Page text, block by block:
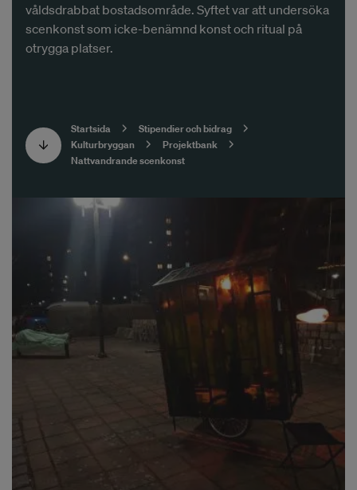
våldsdrabbat bostadsområde. Syftet var att undersöka
scenkonst som icke-benämnd konst och ritual på
otrygga platser.
Startsida
Stipendier och bidrag
Kulturbryggan
Projektbank
Nattvandrande scenkonst